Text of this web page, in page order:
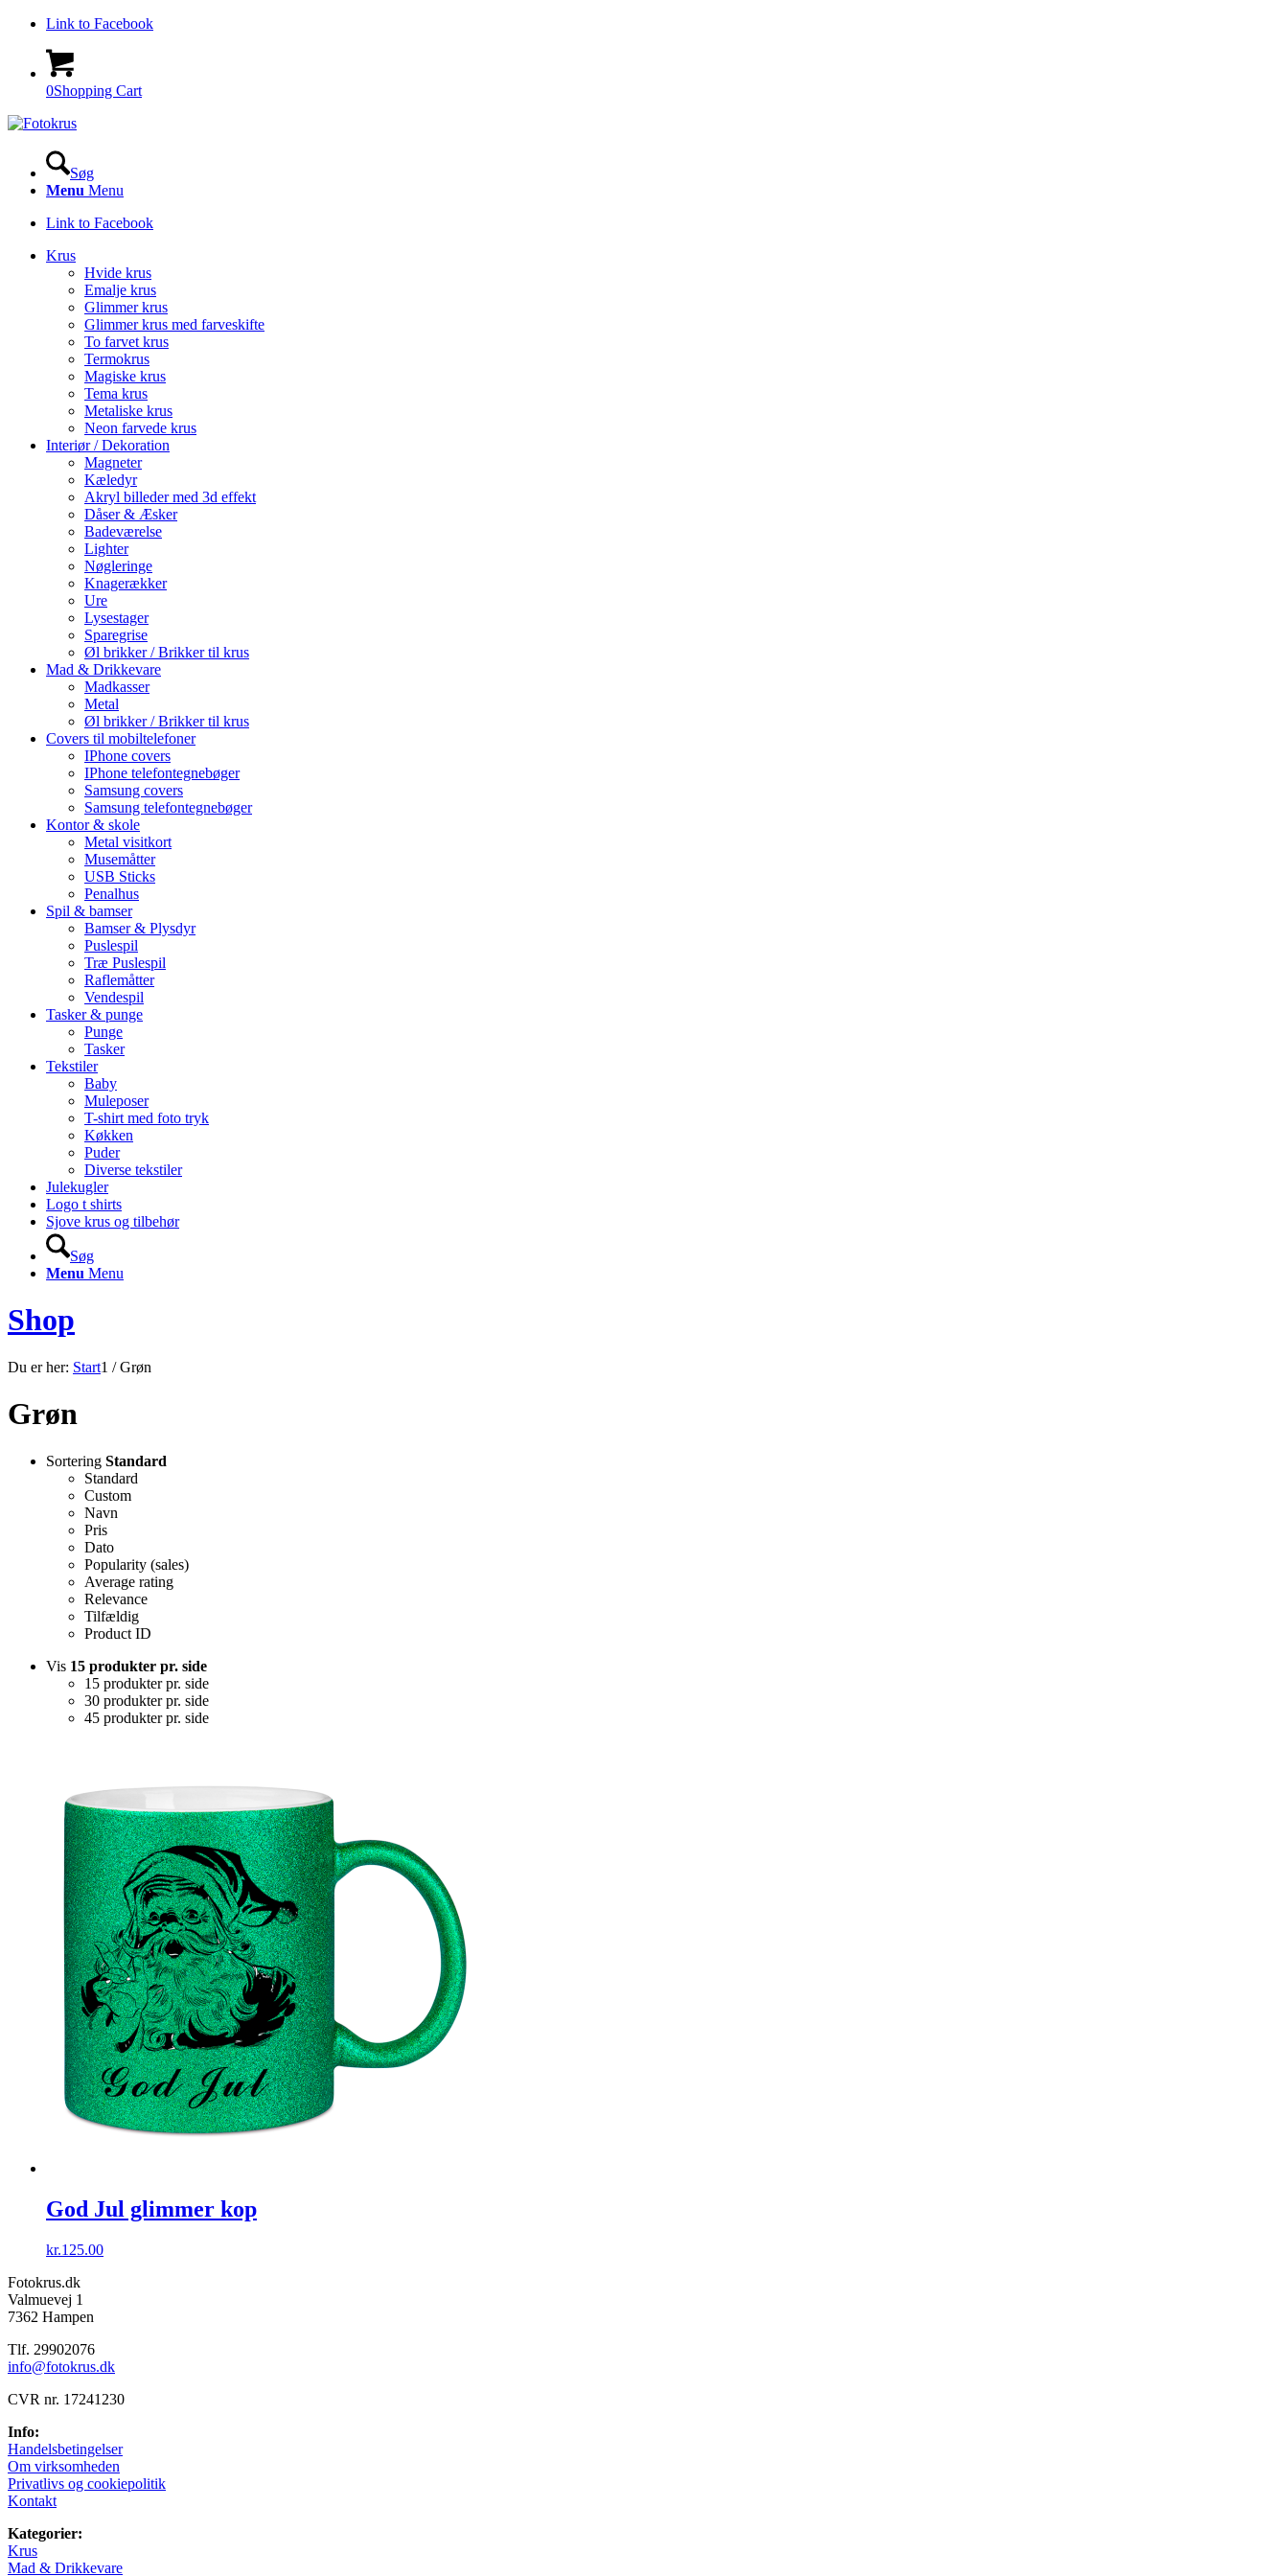
Link to Facebook
0Shopping Cart
Søg
Menu Menu
Link to Facebook
Krus
Hvide krus
Emalje krus
Glimmer krus
Glimmer krus med farveskifte
To farvet krus
Termokrus
Magiske krus
Tema krus
Metaliske krus
Neon farvede krus
Interiør / Dekoration
Magneter
Kæledyr
Akryl billeder med 3d effekt
Dåser & Æsker
Badeværelse
Lighter
Nøgleringe
Knagerækker
Ure
Lysestager
Sparegrise
Øl brikker / Brikker til krus
Mad & Drikkevare
Madkasser
Metal
Øl brikker / Brikker til krus
Covers til mobiltelefoner
IPhone covers
IPhone telefontegnebøger
Samsung covers
Samsung telefontegnebøger
Kontor & skole
Metal visitkort
Musemåtter
USB Sticks
Penalhus
Spil & bamser
Bamser & Plysdyr
Puslespil
Træ Puslespil
Raflemåtter
Vendespil
Tasker & punge
Punge
Tasker
Tekstiler
Baby
Muleposer
T-shirt med foto tryk
Køkken
Puder
Diverse tekstiler
Julekugler
Logo t shirts
Sjove krus og tilbehør
Søg
Menu Menu
Shop
Du er her: Start1 / Grøn
Grøn
Sortering Standard
Standard
Custom
Navn
Pris
Dato
Popularity (sales)
Average rating
Relevance
Tilfældig
Product ID
Vis 15 produkter pr. side
15 produkter pr. side
30 produkter pr. side
45 produkter pr. side
God Jul glimmer kop
kr.125.00
Fotokrus.dk
Valmuevej 1
7362 Hampen
Tlf. 29902076
info@fotokrus.dk
CVR nr. 17241230
Info:
Handelsbetingelser
Om virksomheden
Privatlivs og cookiepolitik
Kontakt
Kategorier:
Krus
Mad & Drikkevare